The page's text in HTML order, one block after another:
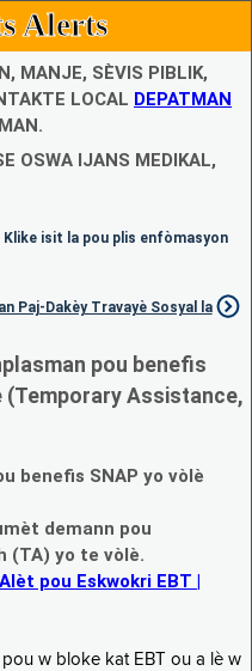
Alerts
MANJE, SÈVIS PIBLIK,
LOCAL DEPATMAN
OSWA IJANS MEDIKAL,
Klike isit la pou plis enfòmasyon
Paj-Dakèy Travayè Sosyal la
pou benefis
(Temporary Assistance,
benefis SNAP yo vòlè
demann pou
(TA) yo te vòlè.
Alèt pou Eskwokri EBT |
w bloke kat EBT ou a lè w